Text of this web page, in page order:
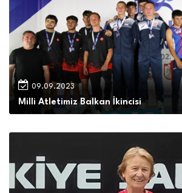
09.09.2023
Milli Atletimiz Balkan İkincisi